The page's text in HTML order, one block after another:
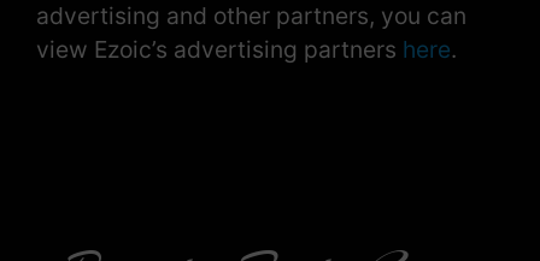
advertising and other partners, you can
view Ezoic’s advertising partners here.